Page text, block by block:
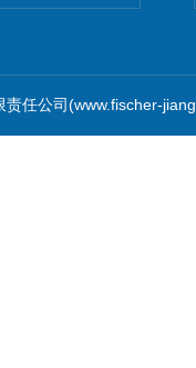
任公司(www.fischer-